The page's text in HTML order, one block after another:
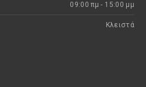
09:00 πμ - 15:00 μμ
Kλειστά